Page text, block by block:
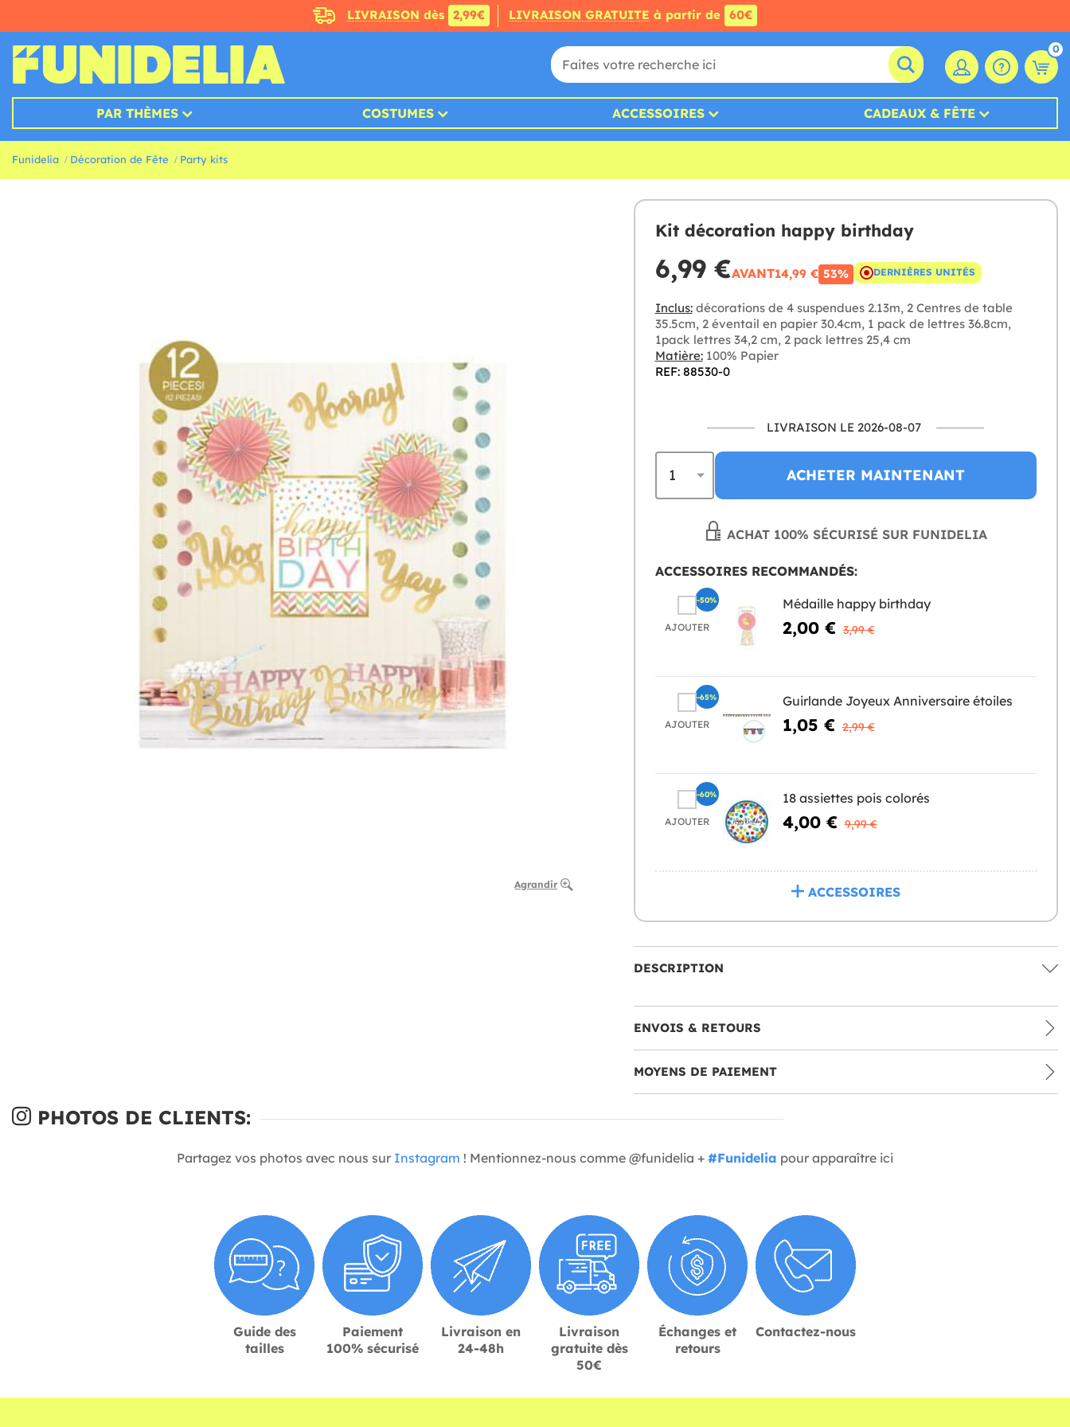
LIVRAISON dès 2,99€ LIVRAISON GRATUITE à partir de 60€
0
PAR THÈMES COSTUMES ACCESSOIRES CADEAUX & FÊTE
Funidelia Décoration de Fête Party kits
Agrandir
Kit décoration happy birthday
6,99 €AVANT14,99 € 53% DERNIÈRES UNITÉS
Inclus:décorations de 4 suspendues 2.13m, 2 Centres de table
35.5cm, 2 éventail en papier 30.4cm, 1 pack de lettres 36.8cm,
1pack lettres 34,2 cm, 2 pack lettres 25,4 cm
Matière:100% Papier
REF: 88530-0
LIVRAISON LE 2026-08-07
ACHETER MAINTENANT
ACHAT 100% SÉCURISÉ SUR FUNIDELIA
ACCESSOIRES RECOMMANDÉS:
AJOUTER
Médaille happy birthday
2,00 € 3,99 €
-50%
AJOUTER
Guirlande Joyeux Anniversaire étoiles
1,05 € 2,99 €
-65%
AJOUTER
18 assiettes pois colorés
4,00 € 9,99 €
-60%
ACCESSOIRES
DESCRIPTION
ENVOIS & RETOURS
MOYENS DE PAIEMENT
PHOTOS DE CLIENTS:
Partagez vos photos avec nous sur Instagram ! Mentionnez-nous comme @funidelia + #Funidelia pour apparaître ici
Guide des
tailles
Paiement
100% sécurisé
Livraison en
24-48h
Livraison
gratuite dès
50€
Échanges et
retours
Contactez-nous